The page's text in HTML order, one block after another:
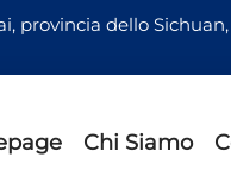
provincia dello
Chi Siamo